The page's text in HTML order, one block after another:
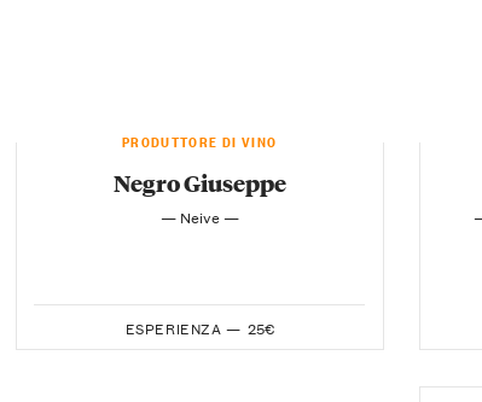
PRODUTTORE DI VINO
Negro Giuseppe
— Neive —
ESPERIENZA — 25€